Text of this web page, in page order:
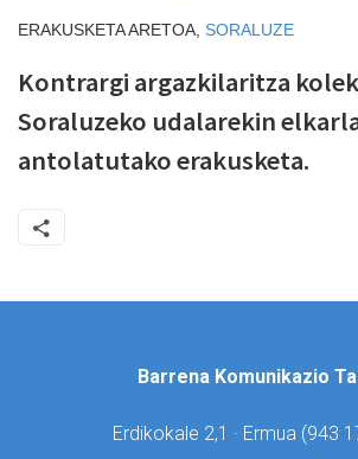
ERAKUSKETA ARETOA, SORALUZE
Kontrargi argazkilaritza
Soraluzeko udalarekin
antolatutako erakusketa.
Barrena Komunikazio
Erdikokale 2,1 · Ermua (943